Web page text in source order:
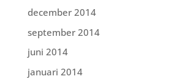
december 2014
september 2014
juni 2014
januari 2014